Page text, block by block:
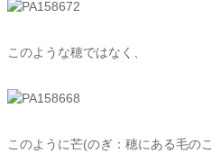
このような穂ではなく、
このように芒(のぎ：穂にある毛の